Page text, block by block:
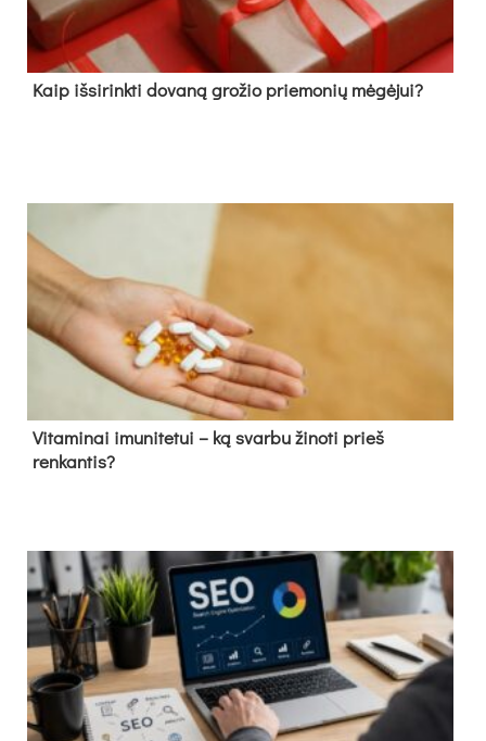
Kaip išsirinkti dovaną grožio priemonių mėgėjui?
Vitaminai imunitetui – ką svarbu žinoti prieš
renkantis?